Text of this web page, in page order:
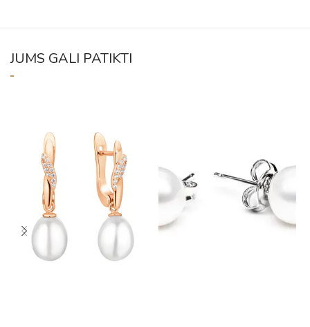
JUMS GALI PATIKTI